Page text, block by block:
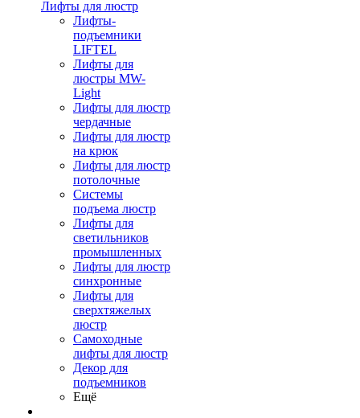
Лифты для люстр
Лифты-
подъемники
LIFTEL
Лифты для
люстры MW-
Light
Лифты для люстр
чердачные
Лифты для люстр
на крюк
Лифты для люстр
потолочные
Системы
подъема люстр
Лифты для
светильников
промышленных
Лифты для люстр
синхронные
Лифты для
сверхтяжелых
люстр
Самоходные
лифты для люстр
Декор для
подъемников
Ещё